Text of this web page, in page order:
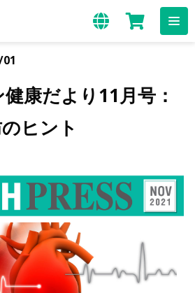
康だより11月号：
ヒント